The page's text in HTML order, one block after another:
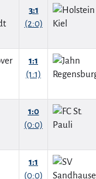
3:1
(2:0)
1:1
(1:1)
1:0
(0:0)
1:1
(0:0)